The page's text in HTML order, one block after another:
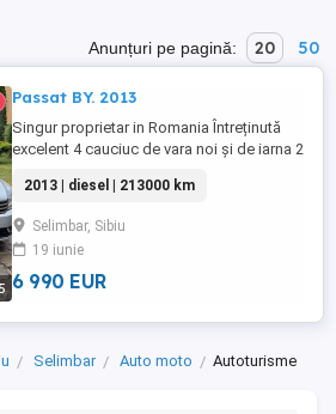
Anunțuri pe pagină: 20 50
Passat BY. 2013
Singur proprietar in Romania Întreținută
excelent 4 cauciuc de vara noi și de iarna 2
Fără defecte
2013 | diesel | 213000 km
Selimbar, Sibiu
19 iunie
6 990 EUR
Selimbar Auto moto Autoturisme